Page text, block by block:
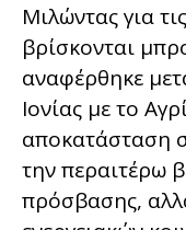
Μιλώντας για
βρίσκονται
αναφέρθηκε
Ιονίας με το
αποκατάσταση
την περαιτέρω
πρόσβασης,